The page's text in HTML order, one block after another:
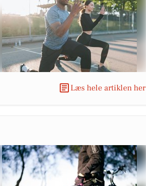
Læs hele artiklen her